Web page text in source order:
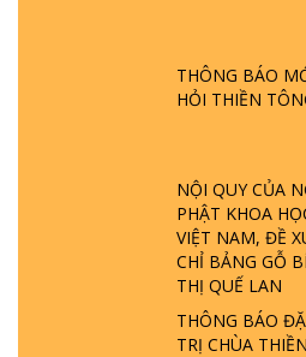
THÔNG BÁO
HỎI THIỀN
NỘI QUY CỦA
PHẬT KHOA
VIỆT NAM, ĐỀ
CHỈ BẢNG GỖ
THỊ QUẾ LAN
THÔNG BÁO
TRỊ CHÙA
PHẬT GIỚI CÓ
TTTD
LÀ AI? QUỶ SA
GIẢI ĐÁP THIỀN
SAO TRÁI ĐẤT
- HỎA HOẠN |